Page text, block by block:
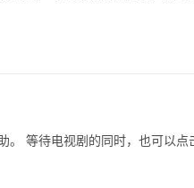
。 等待电视剧的同时，也可以点